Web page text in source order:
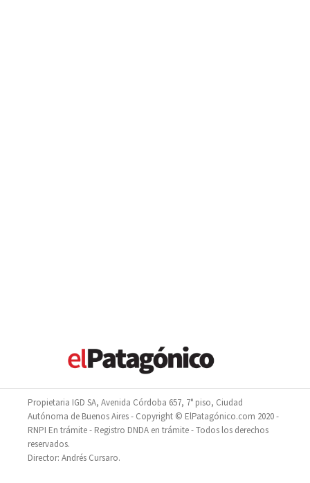
Propietaria IGD SA, Avenida Córdoba 657, 7° piso, Ciudad
Autónoma de Buenos Aires - Copyright © ElPatagónico.com 2020 -
RNPI En trámite - Registro DNDA en trámite - Todos los derechos
reservados.
Director: Andrés Cursaro.